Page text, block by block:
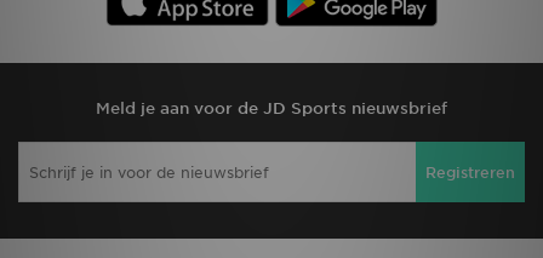
Meld je aan voor de JD Sports nieuwsbrief
Registreren